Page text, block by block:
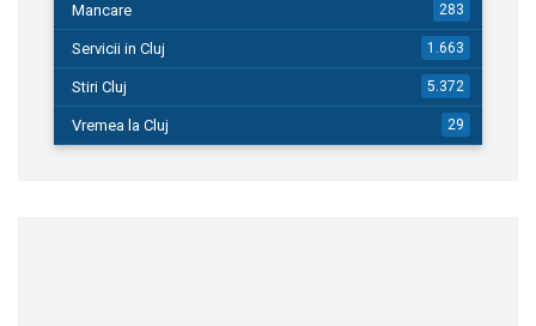
Mancare 283
Servicii in Cluj 1.663
Stiri Cluj 5.372
Vremea la Cluj 29